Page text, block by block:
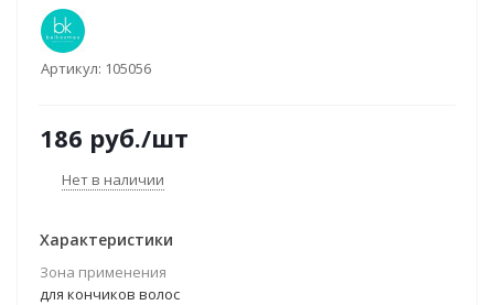
Артикул: 105056
186 руб./шт
Нет в наличии
Характеристики
Зона применения
для кончиков волос